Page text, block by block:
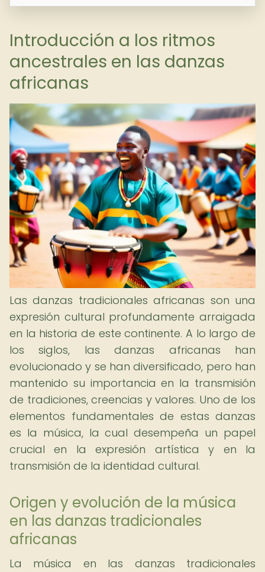
Introducción a los ritmos
ancestrales en las danzas
africanas
Las danzas tradicionales africanas son una
expresión cultural profundamente arraigada
en la historia de este continente. A lo largo de
los siglos, las danzas africanas han
evolucionado y se han diversificado, pero han
mantenido su importancia en la transmisión
de tradiciones, creencias y valores. Uno de los
elementos fundamentales de estas danzas
es la música, la cual desempeña un papel
crucial en la expresión artística y en la
transmisión de la identidad cultural.
Origen y evolución de la música
en las danzas tradicionales
africanas
La música en las danzas tradicionales